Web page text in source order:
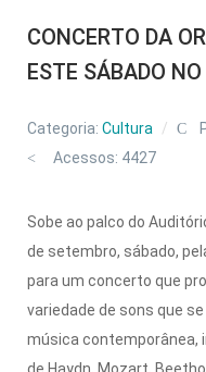
CONCERTO DA
ESTE SÁBADO NO
Categoria: Cultura
Acessos: 4427
Sobe ao palco do
de setembro, sábado,
para um concerto que
variedade de sons que
música contemporânea,